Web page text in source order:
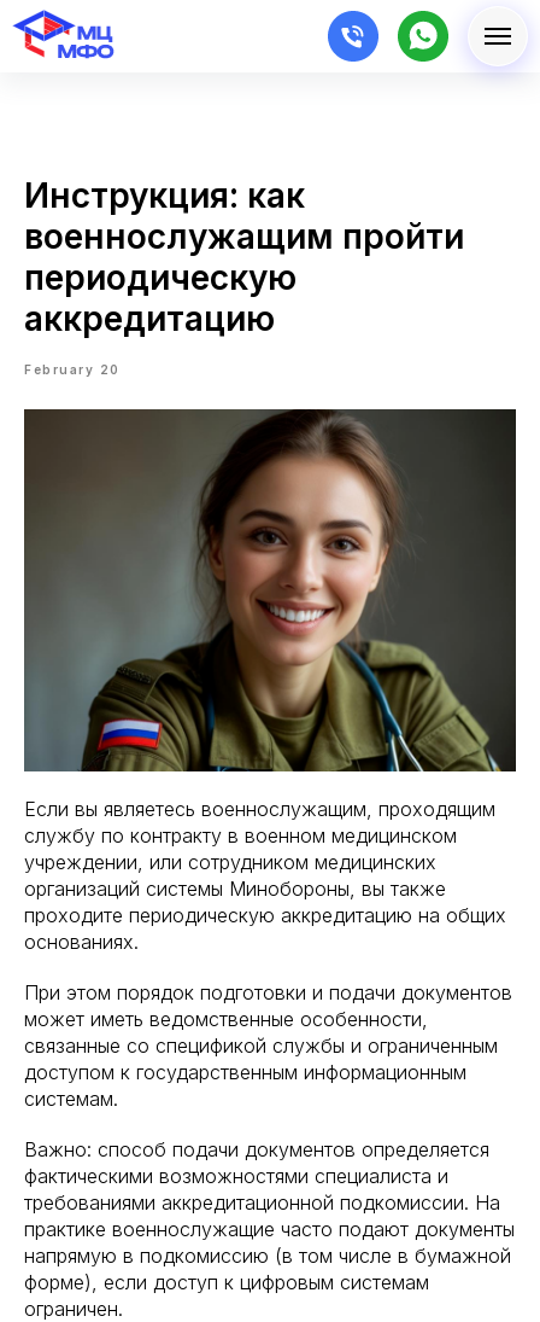
Инструкция: как
военнослужащим пройти
периодическую
аккредитацию
February 20
Если вы являетесь военнослужащим, проходящим
службу по контракту в военном медицинском
учреждении, или сотрудником медицинских
организаций системы Минобороны, вы также
проходите периодическую аккредитацию на общих
основаниях.
При этом порядок подготовки и подачи документов
может иметь ведомственные особенности,
связанные со спецификой службы и ограниченным
доступом к государственным информационным
системам.
Важно: способ подачи документов определяется
фактическими возможностями специалиста и
требованиями аккредитационной подкомиссии. На
практике военнослужащие часто подают документы
напрямую в подкомиссию (в том числе в бумажной
форме), если доступ к цифровым системам
ограничен.